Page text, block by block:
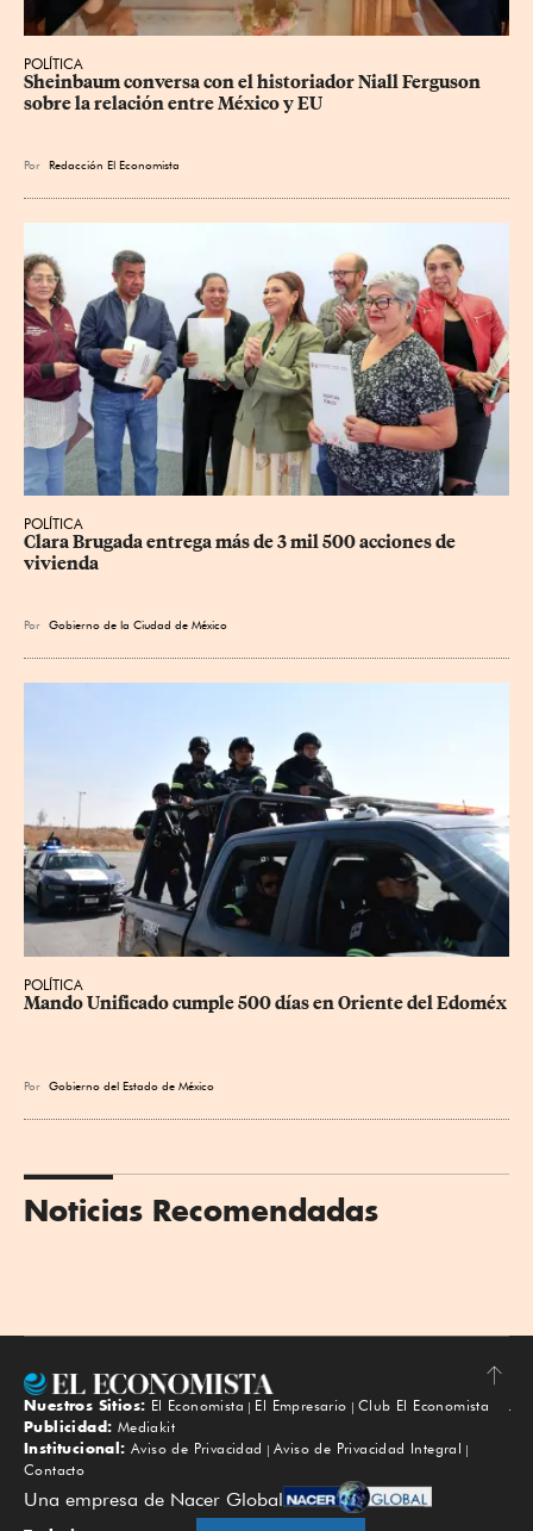
POLÍTICA
Sheinbaum conversa con el historiador Niall Ferguson
sobre la relación entre México y EU
Por Redacción El Economista
POLÍTICA
Clara Brugada entrega más de 3 mil 500 acciones de
vivienda
Por Gobierno de la Ciudad de México
POLÍTICA
Mando Unificado cumple 500 días en Oriente del Edoméx
Por Gobierno del Estado de México
Noticias Recomendadas
Subir
Nuestros Sitios: El Economista El Empresario
Club El Economista
Publicidad: Mediakit
Institucional: Aviso de Privacidad
Aviso de Privacidad Integral
Contacto
Una empresa de Nacer Global